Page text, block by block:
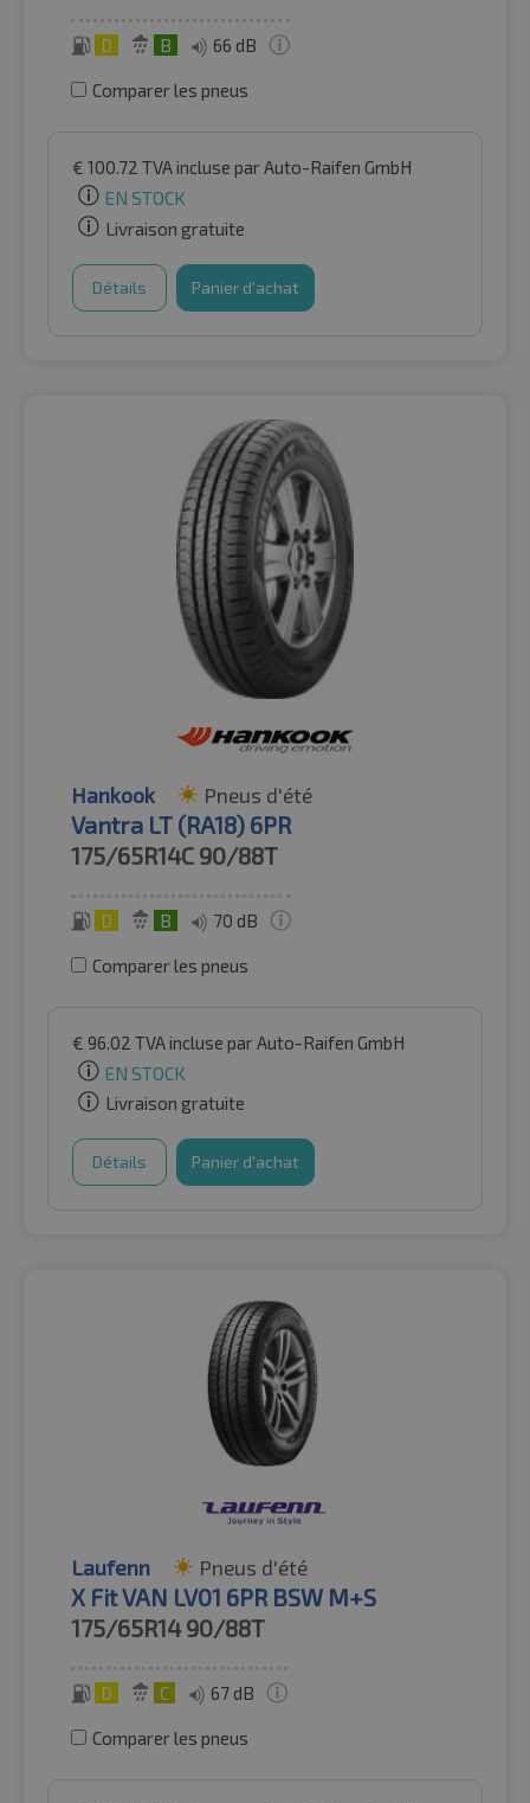
D B 66 dB
Comparer les pneus
€ 100.72 TVA incluse par Auto-Raifen GmbH
EN STOCK
Livraison gratuite
Détails Panier d'achat
Hankook Pneus d'été
Vantra LT (RA18) 6PR
175/65R14C 90/88T
D B 70 dB
Comparer les pneus
€ 96.02 TVA incluse par Auto-Raifen GmbH
EN STOCK
Livraison gratuite
Détails Panier d'achat
Laufenn Pneus d'été
X Fit VAN LV01 6PR BSW M+S
175/65R14 90/88T
D C 67 dB
Comparer les pneus